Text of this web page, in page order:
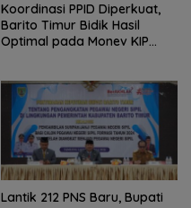
Koordinasi PPID Diperkuat,
Barito Timur Bidik Hasil
Optimal pada Monev KIP
Lantik 212 PNS Baru, Bupati